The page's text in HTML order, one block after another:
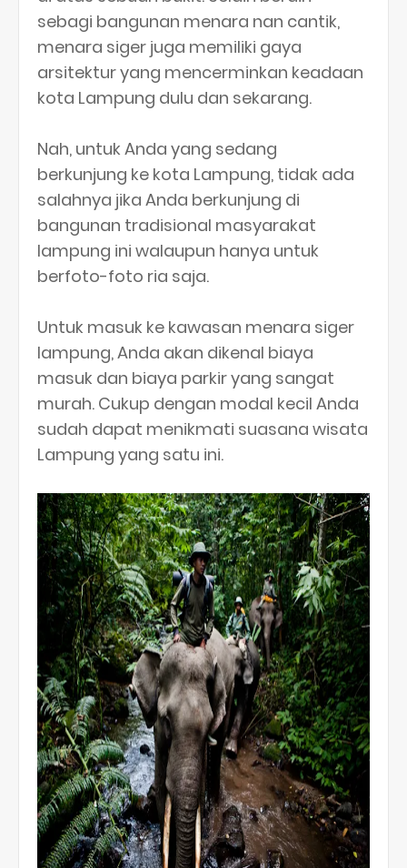
sebagi bangunan menara nan cantik,
menara siger juga memiliki gaya
arsitektur yang mencerminkan keadaan
kota Lampung dulu dan sekarang.
Nah, untuk Anda yang sedang
berkunjung ke kota Lampung, tidak ada
salahnya jika Anda berkunjung di
bangunan tradisional masyarakat
lampung ini walaupun hanya untuk
berfoto-foto ria saja.
Untuk masuk ke kawasan menara siger
lampung, Anda akan dikenal biaya
masuk dan biaya parkir yang sangat
murah. Cukup dengan modal kecil Anda
sudah dapat menikmati suasana wisata
Lampung yang satu ini.